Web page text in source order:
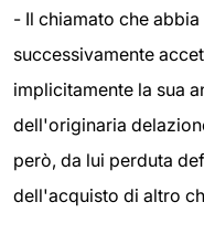
- Il chiamato che
successivamente
implicitamente la sua
dell'originaria
però, da lui perduta
dell'acquisto di altro